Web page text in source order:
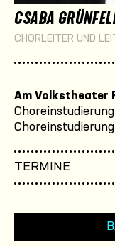
CSABA
CHORLEITER UND
Am Volkstheater
TERMINE